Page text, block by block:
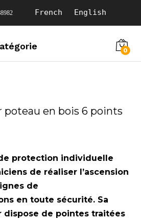
French English
0
en bois 6 points
protection individuelle
de réaliser l’ascension
de
en toute sécurité. Sa
dispose de pointes traitées